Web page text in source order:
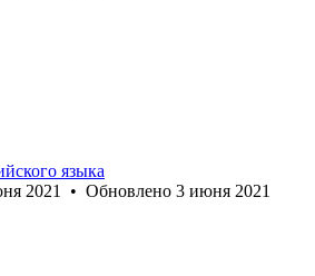
языка
2021 • Обновлено 3 июня 2021